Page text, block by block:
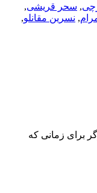
, سحر قریشی,
, نسرین مقانلو,
برای زمانی که